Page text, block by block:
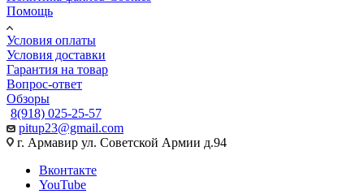
Помощь
Условия оплаты
Условия доставки
Гарантия на товар
Вопрос-ответ
Обзоры
8(918) 025-25-57
pitup23@gmail.com
г. Армавир ул. Советской Армии д.94
Вконтакте
YouTube